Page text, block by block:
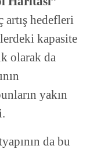
hedefleri
kapasite
olarak da
yakın
da bu